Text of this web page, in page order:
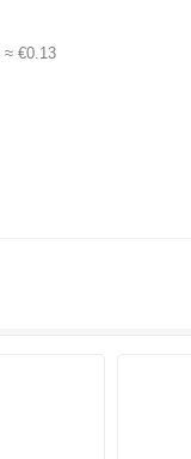
≈ €0.13